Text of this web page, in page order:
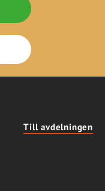
Till avdelningen